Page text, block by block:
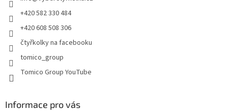
+420 582 330 484
+420 608 508 306
čtyřkolky na facebooku
tomico_group
Tomico Group YouTube
Informace pro vás